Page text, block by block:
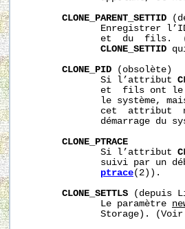
CLONE_PARENT_SETTID
Enregistrer
et  du  fils.
CLONE_SETTID
CLONE_PID (obsolète)
              Si l’attribut
et  fils ont
le système,
cet  attribut
démarrage du
CLONE_PTRACE
              Si l’attribut
suivi par un
ptrace(2)).
CLONE_SETTLS (depuis
              Le paramètre
              Storage). (Voir